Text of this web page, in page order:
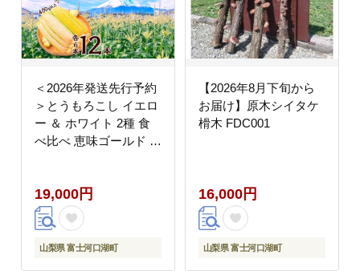
＜2026年発送先行予約
＞とうもろこし イエロ
ー ＆ ホワイト 2種 食
べ比べ 恵味ゴールド 白
産地直送 送料無料 湖南
野菜出荷組合 山梨県 富
士河口湖町 FEM009
19,000円
山梨県 富士河口湖町
【2026年8月下旬から
お届け】原木シイタケ
榾木 FDC001
16,000円
山梨県 富士河口湖町